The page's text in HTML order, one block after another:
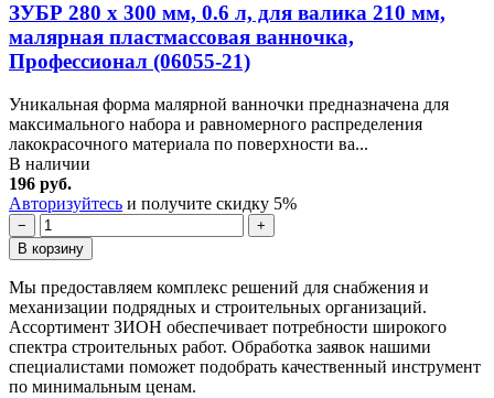
ЗУБР 280 х 300 мм, 0.6 л, для валика 210 мм,
малярная пластмассовая ванночка,
Профессионал (06055-21)
Уникальная форма малярной ванночки предназначена для
максимального набора и равномерного распределения
лакокрасочного материала по поверхности ва...
В наличии
196 руб.
Авторизуйтесь и получите скидку 5%
−
+
В корзину
Мы предоставляем комплекс решений для снабжения и
механизации подрядных и строительных организаций.
Ассортимент ЗИОН обеспечивает потребности широкого
спектра строительных работ. Обработка заявок нашими
специалистами поможет подобрать качественный инструмент
по минимальным ценам.